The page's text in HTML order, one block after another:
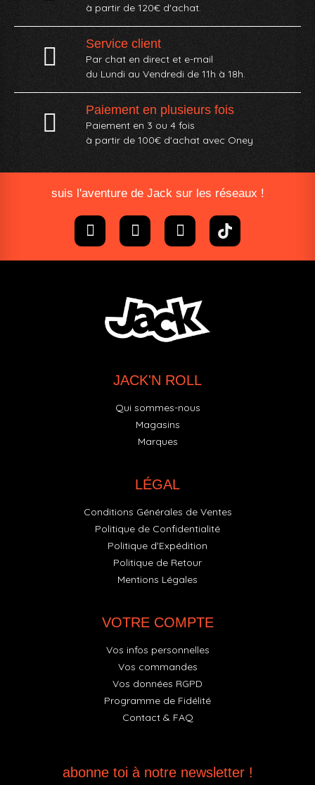
à partir de 120€ d'achat.
Service client
Par chat en direct et e-mail
du Lundi au Vendredi de 11h à 18h.
Paiement en plusieurs fois
Paiement en 3 ou 4 fois
à partir de 100€ d'achat avec Oney​
suis l'aventure de Jack sur les réseaux !
JACK'N ROLL
Qui sommes-nous
Magasins
Marques
LÉGAL
Conditions Générales de Ventes
Politique de Confidentialité
Politique d'Expédition
Politique de Retour
Mentions Légales
VOTRE COMPTE
Vos infos personnelles
Vos commandes
Vos données RGPD
Programme de Fidélité
Contact & FAQ
abonne toi à notre newsletter !